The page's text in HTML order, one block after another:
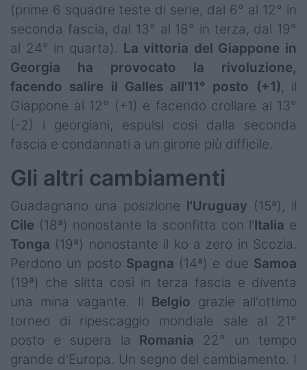
(prime 6 squadre teste di serie, dal 6° al 12° in
seconda fascia, dal 13° al 18° in terza, dal 19°
al 24° in quarta). La vittoria del Giappone in
Georgia ha provocato la rivoluzione,
facendo salire il Galles all'11° posto
(+1), il
Giappone al 12° (+1) e facendo crollare al 13°
(-2) i georgiani, espulsi così dalla seconda
fascia e condannati a un girone più difficile.
Gli altri cambiamenti
Guadagnano una posizione l'Uruguay (15ª), il
Cile (18ª) nonostante la sconfitta con l'Italia e
Tonga (19ª) nonostante il ko a zero in Scozia.
Perdono un posto Spagna (14ª) e due Samoa
(19ª) che slitta così in terza fascia e diventa
una mina vagante. Il Belgio grazie all'ottimo
torneo di ripescaggio mondiale sale al 21°
posto e supera la Romania 22° un tempo
grande d'Europa. Un segno del cambiamento. I